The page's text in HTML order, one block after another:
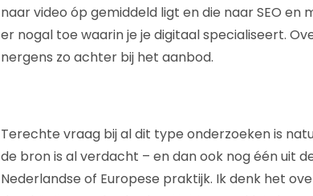
naar video óp gemiddeld ligt en die naar SEO
er nogal toe waarin je je digitaal specialiseert.
nergens zo achter bij het aanbod.
Terechte vraag bij al dit type onderzoeken is
de bron is al verdacht – en dan ook nog één uit
Nederlandse of Europese praktijk. Ik denk het